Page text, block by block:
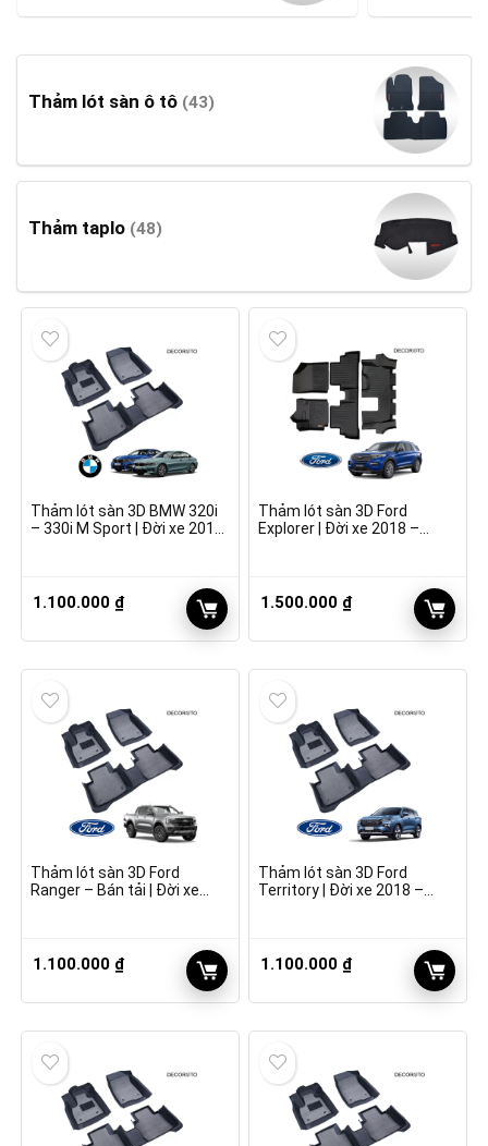
Thảm lót sàn ô tô (43)
Thảm taplo (48)
Thảm lót sàn 3D BMW 320i
– 330i M Sport | Đời xe 2019
1.100.000 ₫
Thảm lót sàn 3D Ford
Explorer | Đời xe 2018 –
1.500.000 ₫
Thảm lót sàn 3D Ford
Ranger – Bán tải | Đời xe
1.100.000 ₫
Thảm lót sàn 3D Ford
Territory | Đời xe 2018 –
1.100.000 ₫